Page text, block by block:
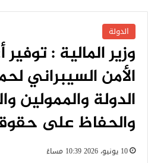
الدولة
وزير المالية :
الأمن السيبراني
الدولة والممولين
والحفاظ على
10 يونيو، 2026 10:39 مساءً